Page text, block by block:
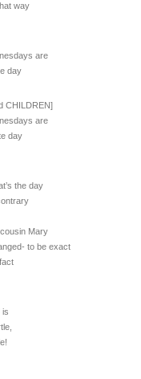
way
are
day
CHILDREN]
are
day
the day
Mary
to be exact
is